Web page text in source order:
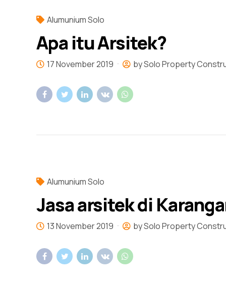
Alumunium Solo
Apa itu Arsitek?
17 November 2019 by Solo Property
Alumunium Solo
Jasa arsitek di
13 November 2019 by Solo Property